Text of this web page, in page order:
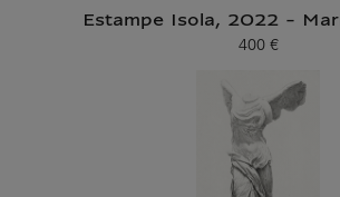
Estampe Isola, 2022 -
Prix ​​actuel
400 €